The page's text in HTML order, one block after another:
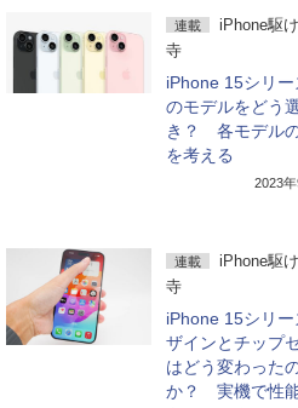
連載
iPhone駆
寺
iPhone 15シリ
のモデルをどう
き？ 各モデル
を考える
2023
連載
iPhone駆
寺
iPhone 15シリ
ザインとチップ
はどう変わった
か？ 実機で性